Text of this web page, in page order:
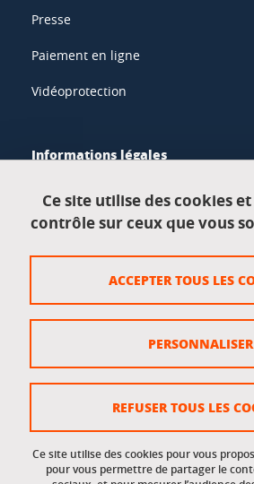
Presse
Paiement en ligne
Vidéoprotection
Informations légales
Données personnelles
Crédits
Gestion des cookies
Accessibilité : non conforme
Accès réservés
Ce site utilise des cookies
contrôle sur ceux que vous
Ce site utilise des cookies pour vous
pour vous permettre de partager le
ACCEPTER TOUS LES
REFUSER TOUS LES
PERSONNALISER